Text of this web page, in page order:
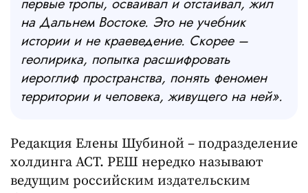
на Дальнем Востоке. Это не учебник
истории и не краеведение. Скорее –
геолирика, попытка расшифровать
иероглиф пространства, понять феномен
территории и человека, живущего на ней».
Редакция Елены Шубиной – подразделение
холдинга АСТ. РЕШ нередко называют
ведущим российским издательским